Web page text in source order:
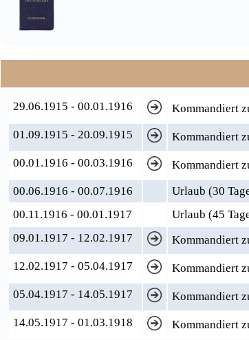
29.06.1915 - 00.01.1916
Kommandiert
01.09.1915 - 20.09.1915
Kommandiert
00.01.1916 - 00.03.1916
Kommandiert
00.06.1916 - 00.07.1916
Urlaub (30
00.11.1916 - 00.01.1917
Urlaub (45
09.01.1917 - 12.02.1917
Kommandiert
12.02.1917 - 05.04.1917
Kommandiert
05.04.1917 - 14.05.1917
Kommandiert
14.05.1917 - 01.03.1918
Kommandiert